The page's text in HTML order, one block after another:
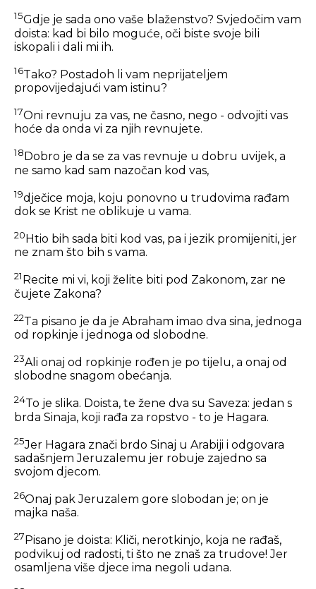
15Gdje je sada ono vaše blaženstvo? Svjedočim vam
doista: kad bi bilo moguće, oči biste svoje bili
iskopali i dali mi ih.
16Tako? Postadoh li vam neprijateljem
propovijedajući vam istinu?
17Oni revnuju za vas, ne časno, nego - odvojiti vas
hoće da onda vi za njih revnujete.
18 Dobro je da se za vas revnuje u dobru uvijek, a
ne samo kad sam nazočan kod vas,
19dječice moja, koju ponovno u trudovima rađam
dok se Krist ne oblikuje u vama.
20 Htio bih sada biti kod vas, pa i jezik promijeniti, jer
ne znam što bih s vama.
21 Recite mi vi, koji želite biti pod Zakonom, zar ne
čujete Zakona?
22Ta pisano je da je Abraham imao dva sina, jednoga
od ropkinje i jednoga od slobodne.
23Ali onaj od ropkinje rođen je po tijelu, a onaj od
slobodne snagom obećanja.
24To je slika. Doista, te žene dva su Saveza: jedan s
brda Sinaja, koji rađa za ropstvo - to je Hagara.
25Jer Hagara znači brdo Sinaj u Arabiji i odgovara
sadašnjem Jeruzalemu jer robuje zajedno sa
svojom djecom.
26Onaj pak Jeruzalem gore slobodan je; on je
majka naša.
27 Pisano je doista: Kliči, nerotkinjo, koja ne rađaš,
podvikuj od radosti, ti što ne znaš za trudove! Jer
osamljena više djece ima negoli udana.